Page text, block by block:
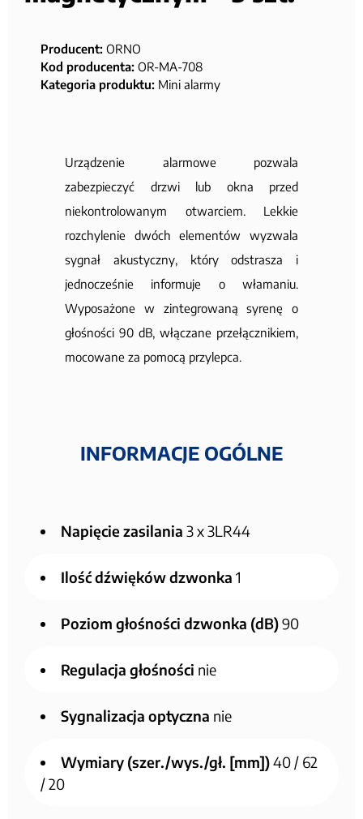
Producent: ORNO
Kod producenta: OR-MA-708
Kategoria produktu: Mini alarmy
Urządzenie alarmowe pozwala
zabezpieczyć drzwi lub okna przed
niekontrolowanym otwarciem. Lekkie
rozchylenie dwóch elementów wyzwala
sygnał akustyczny, który odstrasza i
jednocześnie informuje o włamaniu.
Wyposażone w zintegrowaną syrenę o
głośności 90 dB, włączane przełącznikiem,
mocowane za pomocą przylepca.
INFORMACJE OGÓLNE
Napięcie zasilania 3 x 3LR44
Ilość dźwięków dzwonka 1
Poziom głośności dzwonka (dB)90
Regulacja głośności nie
Sygnalizacja optyczna nie
Wymiary (szer./wys./gł. [mm])40 / 62
/ 20